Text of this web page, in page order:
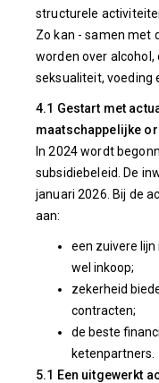
structurele
Zo kan - samen met
worden over
seksualiteit, voeding
4.1 Gestart met
maatschappelijke
In 2024 wordt
subsidiebeleid. De
januari 2026. Bij de
aan:
een zuivere lijn
wel inkoop;
zekerheid
contracten;
de beste
ketenpartners.
5.1 Een uitgewerkt